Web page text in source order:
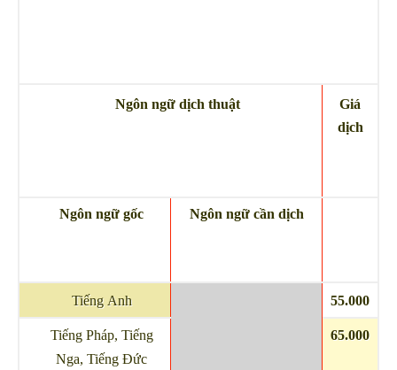
Ngôn ngữ dịch thuật
Giá
dịch
Ngôn ngữ gốc Ngôn ngữ cần dịch
Tiếng Anh 55.000
Tiếng Pháp, Tiếng
Nga, Tiếng Đức
65.000